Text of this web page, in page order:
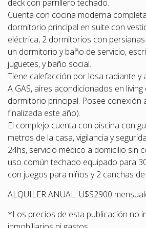
deck con parrillero techado.
Cuenta con cocina moderna
dormitorio principal en suite con
eléctrica, 2 dormitorios con
un dormitorio y baño de servicio,
juguetes, y baño social.
Tiene calefacción por losa radiante y
A GAS, aires acondicionados en
dormitorio principal. Posee conexión
finalizada este año).
El complejo cuenta con piscina con
metros de la casa, vigilancia y
24hs, servicio médico a domicilio sin
uso común techado equipado para
con juegos para niños y 2 canchas
ALQUILER ANUAL: U$S2900
*Los precios de esta publicación no